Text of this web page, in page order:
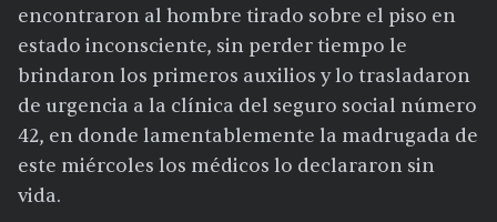
encontraron al hombre tirado sobre el piso en
estado inconsciente, sin perder tiempo le
brindaron los primeros auxilios y lo trasladaron
de urgencia a la clínica del seguro social número
42, en donde lamentablemente la madrugada de
este miércoles los médicos lo declararon sin
vida.